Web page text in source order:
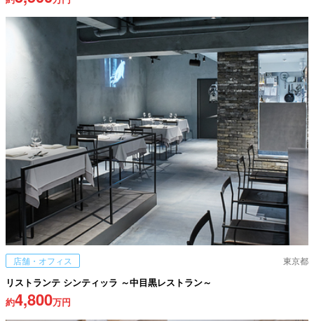
店舗・オフィス 東京都
リストランテ シンティッラ ～中目黒レストラン～
約4,800万円